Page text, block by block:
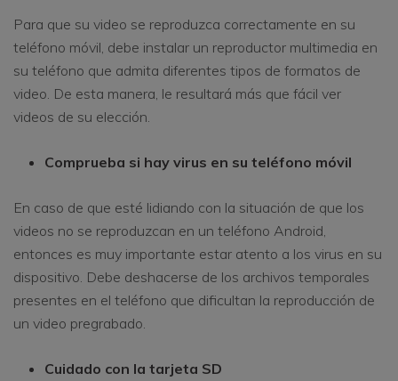
Para que su video se reproduzca correctamente en su
teléfono móvil, debe instalar un reproductor multimedia en
su teléfono que admita diferentes tipos de formatos de
video. De esta manera, le resultará más que fácil ver
videos de su elección.
Comprueba si hay virus en su teléfono móvil
En caso de que esté lidiando con la situación de que los
videos no se reproduzcan en un teléfono Android,
entonces es muy importante estar atento a los virus en su
dispositivo. Debe deshacerse de los archivos temporales
presentes en el teléfono que dificultan la reproducción de
un video pregrabado.
Cuidado con la tarjeta SD